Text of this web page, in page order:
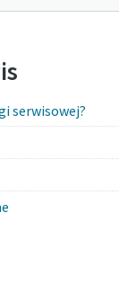
serwisowej?